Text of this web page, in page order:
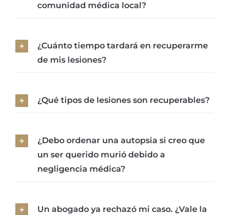
comunidad médica local?
¿Cuánto tiempo tardará en recuperarme
de mis lesiones?
¿Qué tipos de lesiones son recuperables?
¿Debo ordenar una autopsia si creo que
un ser querido murió debido a
negligencia médica?
Un abogado ya rechazó mi caso. ¿Vale la